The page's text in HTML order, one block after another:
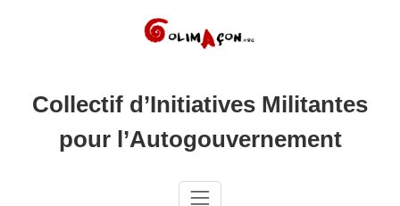
Collectif d’Initiatives Militantes
pour l’Autogouvernement